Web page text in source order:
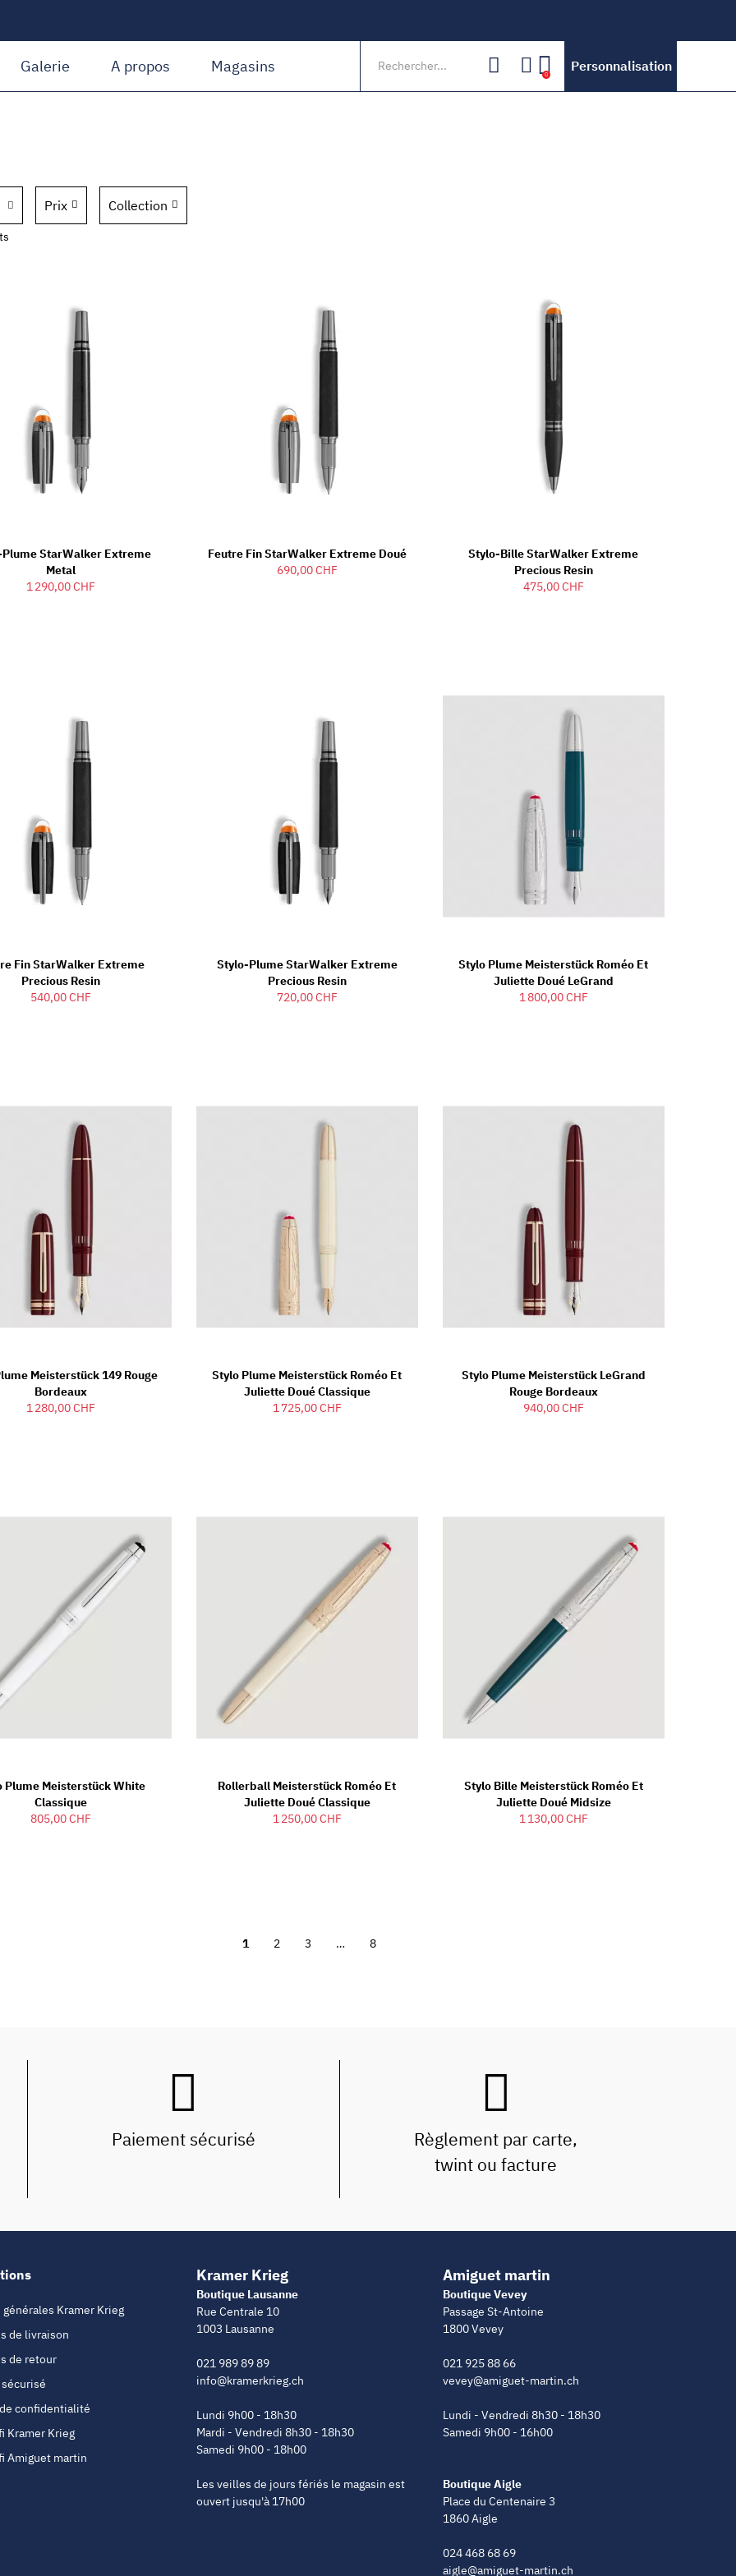
Galerie A propos Magasins 0
Personnalisation
Prix Collection
StarWalker Extreme
Metal
1 290,00 CHF
Feutre Fin StarWalker Extreme Doué
690,00 CHF
Stylo-Bille StarWalker Extreme
Precious Resin
475,00 CHF
Fin StarWalker Extreme
Precious Resin
540,00 CHF
Stylo-Plume StarWalker Extreme
Precious Resin
720,00 CHF
Stylo Plume Meisterstück Roméo Et
Juliette Doué LeGrand
1 800,00 CHF
Meisterstück 149 Rouge
Bordeaux
1 280,00 CHF
Stylo Plume Meisterstück Roméo Et
Juliette Doué Classique
1 725,00 CHF
Stylo Plume Meisterstück LeGrand
Rouge Bordeaux
940,00 CHF
Plume Meisterstück White
Classique
805,00 CHF
Rollerball Meisterstück Roméo Et
Juliette Doué Classique
1 250,00 CHF
Stylo Bille Meisterstück Roméo Et
Juliette Doué Midsize
1 130,00 CHF
1 2 3 … 8
Paiement sécurisé
Règlement par carte,
twint ou facture
Kramer Krieg
de livraison
de retour
confidentialité
Kramer Krieg
Amiguet martin
Kramer Krieg
Boutique Lausanne
Rue Centrale 10
1003 Lausanne
021 989 89 89
info@kramerkrieg.ch
Lundi 9h00 - 18h30
Mardi - Vendredi 8h30 - 18h30
Samedi 9h00 - 18h00
Les veilles de jours fériés le magasin est
ouvert jusqu'à 17h00
Amiguet martin
Boutique Vevey
Passage St-Antoine
1800 Vevey
021 925 88 66
vevey@amiguet-martin.ch
Lundi - Vendredi 8h30 - 18h30
Samedi 9h00 - 16h00
Boutique Aigle
Place du Centenaire 3
1860 Aigle
024 468 68 69
aigle@amiguet-martin.ch